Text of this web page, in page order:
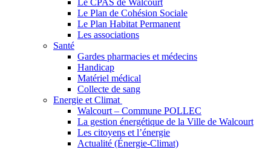
Le CPAS de Walcourt
Le Plan de Cohésion Sociale
Le Plan Habitat Permanent
Les associations
Santé
Gardes pharmacies et médecins
Handicap
Matériel médical
Collecte de sang
Energie et Climat
Walcourt – Commune POLLEC
La gestion énergétique de la Ville de Walcourt
Les citoyens et l’énergie
Actualité (Énergie-Climat)